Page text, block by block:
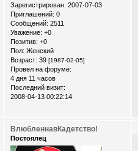
Зарегистрирован: 2007-07-03
Приглашений: 0
Сообщений: 2511
Уважение: +0
Позитив: +0
Пол: Женский
Возраст: 39 [1987-02-05]
Провел на форуме:
4 дня 11 часов
Последний визит:
2008-04-13 00:22:14
ВлюбленнавКадетство!
Постоялец